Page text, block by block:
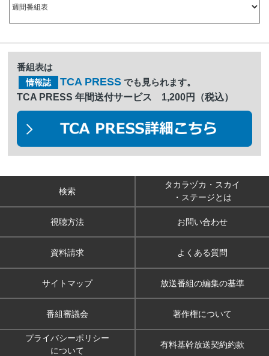
番組表は
情報誌 TCA PRESS でも見られます。
TCA PRESS 年間送付サービス 1,200円（税込）
検索
タカラヅカ・スカイ
・ステージとは
視聴方法 お問い合わせ
資料請求 よくある質問
サイトマップ 放送番組の編集の基準
番組審議会 著作権について
プライバシーポリシー
について
有料基幹放送契約約款